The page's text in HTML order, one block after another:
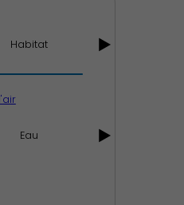
Habitat
Eau